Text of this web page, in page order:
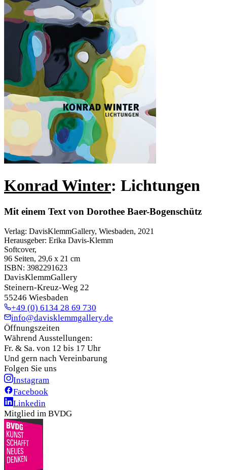
Konrad Winter: Lichtungen
Mit einem Text von Dorothee Baer-Bogenschütz
Verlag: DavisKlemmGallery, Wiesbaden, 2021
Herausgeber: Erika Davis-Klemm
Softcover,
96 Seiten, 29,6 x 21 cm
ISBN: 3982291623
DavisKlemmGallery
Steinern-Kreuz-Weg 22
55246 Wiesbaden
+49 (0) 6134 28 69 730
info@davisklemmgallery.de
Öffnungszeiten
Während Ausstellungen:
Fr. & Sa. von 12 bis 17 Uhr
Und gern nach Vereinbarung
Folgen Sie uns
Instagram
Facebook
Linkedin
Mitglied im BVDG